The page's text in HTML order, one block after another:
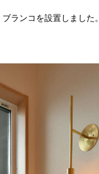
ランコを設置しました。